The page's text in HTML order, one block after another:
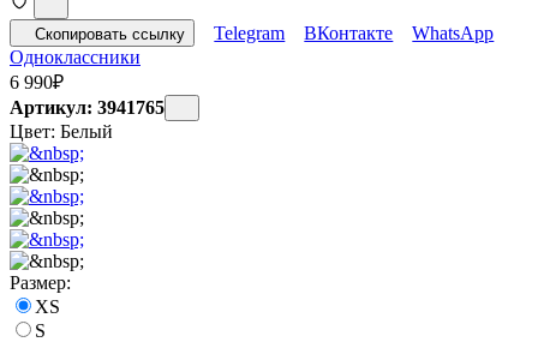
Скопировать ссылку Telegram ВКонтакте
WhatsApp
Одноклассники
6 990₽
Артикул: 3941765
Цвет: Белый
Размер:
XS
S